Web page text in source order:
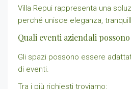
Villa Repui rappresenta una
perché unisce eleganza,
Quali eventi aziendali
Gli spazi possono essere
di eventi.
Tra i più richiesti troviamo: